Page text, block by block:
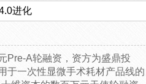
进化
Pre-A轮融资，资方为盛鼎投
于一次性显微手术耗材产品线的